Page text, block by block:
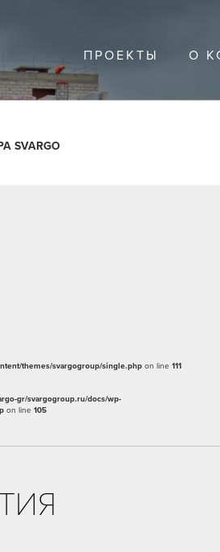
ПРОЕКТЫ О
SVARGO
gr/svargogroup.ru/docs/wp-
on line 105
themes/svargogroup/single.php on line 111